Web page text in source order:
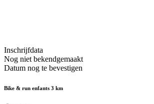
Inschrijfdata
Nog niet bekendgemaakt
Datum nog te bevestigen
Bike & run enfants 3 km